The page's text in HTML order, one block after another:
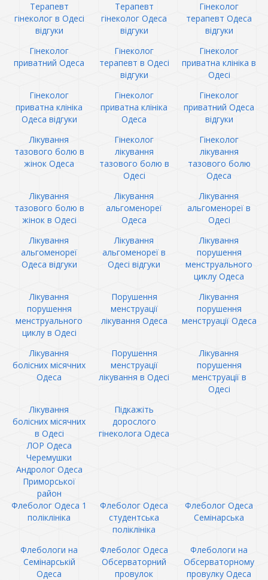
Терапевт
гінеколог в Одесі
відгуки
Терапевт
гінеколог Одеса
відгуки
Гінеколог
терапевт Одеса
відгуки
Гінеколог
приватний Одеса
Гінеколог
терапевт в Одесі
відгуки
Гінеколог
приватна клініка в
Одесі
Гінеколог
приватна клініка
Одеса відгуки
Гінеколог
приватна клініка
Одеса
Гінеколог
приватний Одеса
відгуки
Лікування
тазового болю в
жінок Одеса
Гінеколог
лікування
тазового болю в
Одесі
Гінеколог
лікування
тазового болю
Одеса
Лікування
тазового болю в
жінок в Одесі
Лікування
альгоменореї
Одеса
Лікування
альгоменореї в
Одесі
Лікування
альгоменореї
Одеса відгуки
Лікування
альгоменореї в
Одесі відгуки
Лікування
порушення
менструального
циклу Одеса
Лікування
порушення
менструального
циклу в Одесі
Порушення
менструації
лікування Одеса
Лікування
порушення
менструації Одеса
Лікування
болісних місячних
Одеса
Порушення
менструації
лікування в Одесі
Лікування
порушення
менструації в
Одесі
Лікування
болісних місячних
в Одесі
Підкажіть
дорослого
гінеколога Одеса
ЛОР Одеса
Черемушки
Андролог Одеса
Приморської
район
Флеболог Одеса 1
поліклініка
Флеболог Одеса
студентська
поліклініка
Флеболог Одеса
Семінарська
Флебологи на
Семінарській
Одеса
Флеболог Одеса
Обсерваторний
провулок
Флебологи на
Обсерваторному
провулку Одеса